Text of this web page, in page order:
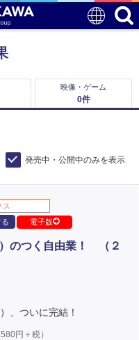
映像・ゲーム
0件
発売中・公開中のみを表示
ス
電子版
のつく自由業！ （２
、ついに完結！
580円＋税）